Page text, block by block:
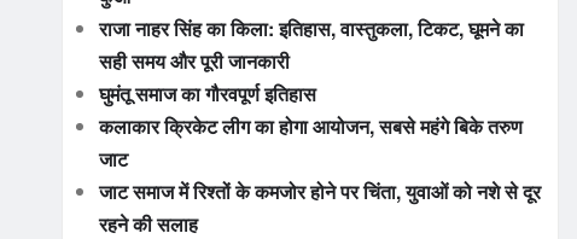
राजा नाहर सिंह का किला: इतिहास, वास्तुकला, टिकट, घूमने का
सही समय और पूरी जानकारी
घुमंतू समाज का गौरवपूर्ण इतिहास
कलाकार क्रिकेट लीग का होगा आयोजन, सबसे महंगे बिके तरुण
जाट
जाट समाज में रिश्तों के कमजोर होने पर चिंता, युवाओं को नशे से दूर
रहने की सलाह